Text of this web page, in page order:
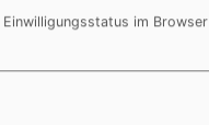
Strom
aus Eigenerzeugung
zertifiziert ist.
aus dem
im Browser